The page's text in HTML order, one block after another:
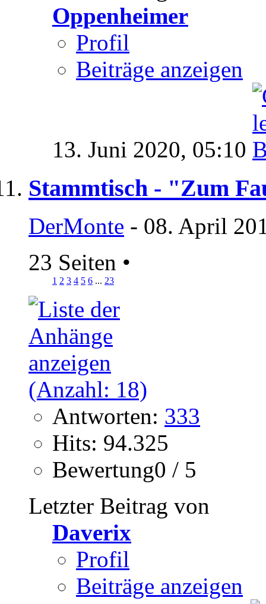
Oppenheimer
Profil
Beiträge anzeigen
13. Juni 2020, 05:10
Stammtisch - "Zum
DerMonte - 08. April
23 Seiten •
1 2 3 4 5 6 ... 23
Antworten: 333
Hits: 94.325
Bewertung0 / 5
Letzter Beitrag von
Daverix
Profil
Beiträge anzeigen